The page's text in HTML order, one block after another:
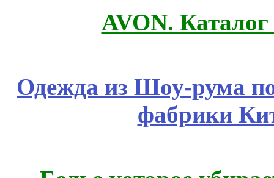
AVON.
Одежда из Шоу-рума
фабрики